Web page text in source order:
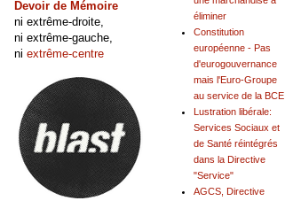
éliminer
Constitution
européenne - Pas
d'eurogouvernance
mais l'Euro-Groupe
au service de la BCE
Lustration libérale:
Services Sociaux et
de Santé réintégrés
dans la Directive
"Service"
AGCS, Directive
Devoir de Mémoire
ni extrême-droite,
ni extrême-gauche,
ni extrême-centre